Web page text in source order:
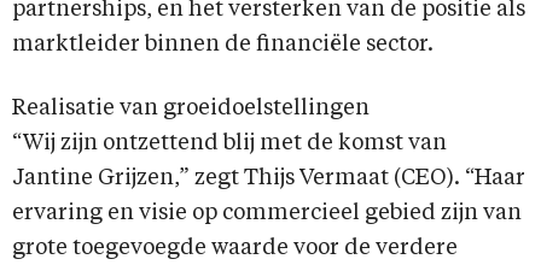
partnerships, en het versterken van de positie als
marktleider binnen de financiële sector.
Realisatie van groeidoelstellingen
“Wij zijn ontzettend blij met de komst van
Jantine Grijzen,” zegt Thijs Vermaat (CEO). “Haar
ervaring en visie op commercieel gebied zijn van
grote toegevoegde waarde voor de verdere